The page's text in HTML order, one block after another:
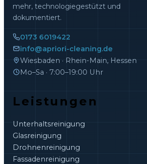
mehr, technologiegestützt und
dokumentiert.
0173 6019422
info@apriori-cleaning.de
Wiesbaden · Rhein-Main, Hessen
Mo–Sa · 7:00–19:00 Uhr
Leistungen
Unterhaltsreinigung
Glasreinigung
Drohnenreinigung
Fassadenreinigung